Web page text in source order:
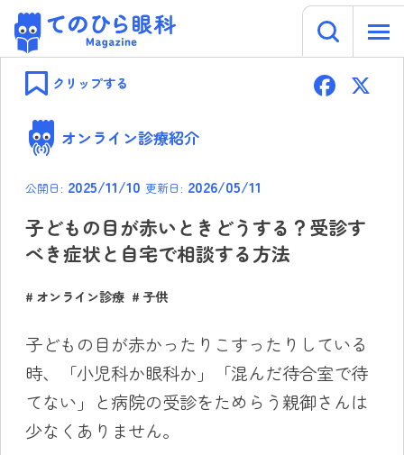
Skip
content
てのひら眼科 Magazine
オンライン診療紹介
クリップする F
ok
公開日: 2025/11/10 更新日: 2026/05/11
子どもの目が赤いときどうする？受診す
べき症状と自宅で相談する方法
オンライン診療 子供
子どもの目が赤かったりこすったりしている
時、「小児科か眼科か」「混んだ待合室で待
てない」と病院の受診をためらう親御さんは
少なくありません。